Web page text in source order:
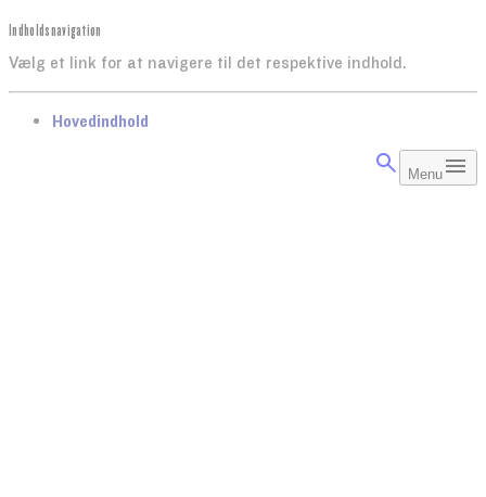
Indholdsnavigation
Vælg et link for at navigere til det respektive indhold.
gå til
Hovedindhold
Menu